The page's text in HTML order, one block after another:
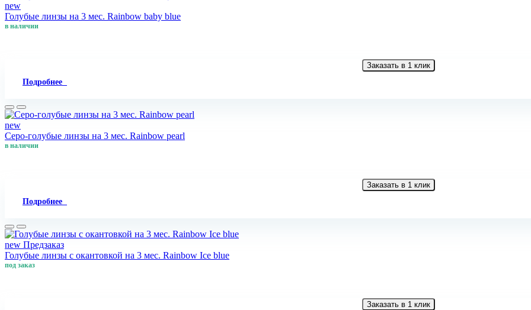
new
Голубые линзы на 3 мес. Rainbow baby blue
в наличии
Заказать в 1 клик
Подробнее
new
Серо-голубые линзы на 3 мес. Rainbow pearl
в наличии
Заказать в 1 клик
Подробнее
new Предзаказ
Голубые линзы с окантовкой на 3 мес. Rainbow Ice blue
под заказ
Заказать в 1 клик